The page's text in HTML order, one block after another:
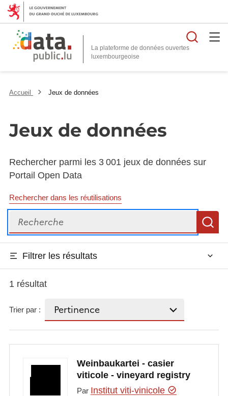
La plateforme de données ouvertes
Accueil Jeux de données
Jeux de données
Rechercher parmi les 3 001 jeux de données sur
Portail Open Data
Rechercher dans les réutilisations
Recherche
Filtrer les résultats
1 résultat
Trier par :
Weinbaukartei - casier
viticole - vineyard registry
Par Institut viti-vinicole